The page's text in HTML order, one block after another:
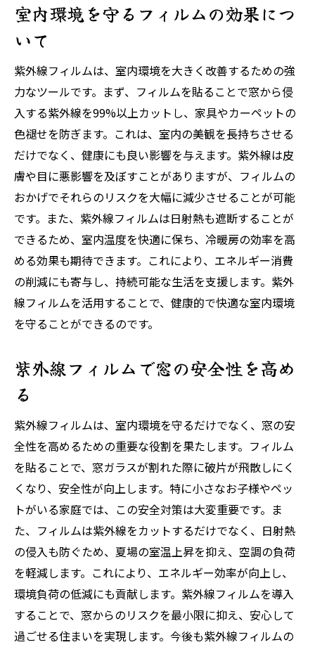
室内環境を守るフィルムの効果につ
いて
紫外線フィルムは、室内環境を大きく改善するための強
力なツールです。まず、フィルムを貼ることで窓から侵
入する紫外線を99%以上カットし、家具やカーペットの
色褪せを防ぎます。これは、室内の美観を長持ちさせる
だけでなく、健康にも良い影響を与えます。紫外線は皮
膚や目に悪影響を及ぼすことがありますが、フィルムの
おかげでそれらのリスクを大幅に減少させることが可能
です。また、紫外線フィルムは日射熱も遮断することが
できるため、室内温度を快適に保ち、冷暖房の効率を高
める効果も期待できます。これにより、エネルギー消費
の削減にも寄与し、持続可能な生活を支援します。紫外
線フィルムを活用することで、健康的で快適な室内環境
を守ることができるのです。
紫外線フィルムで窓の安全性を高め
る
紫外線フィルムは、室内環境を守るだけでなく、窓の安
全性を高めるための重要な役割を果たします。フィルム
を貼ることで、窓ガラスが割れた際に破片が飛散しにく
くなり、安全性が向上します。特に小さなお子様やペッ
トがいる家庭では、この安全対策は大変重要です。ま
た、フィルムは紫外線をカットするだけでなく、日射熱
の侵入も防ぐため、夏場の室温上昇を抑え、空調の負荷
を軽減します。これにより、エネルギー効率が向上し、
環境負荷の低減にも貢献します。紫外線フィルムを導入
することで、窓からのリスクを最小限に抑え、安心して
過ごせる住まいを実現します。今後も紫外線フィルムの